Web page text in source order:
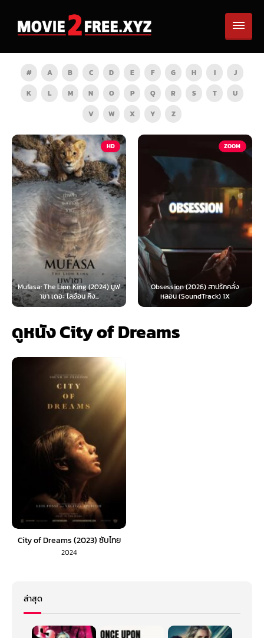
# A B C D E F G H I
J
K
L M N O P Q R S T
U
V
W X Y Z
HD
The Lion King (2024) มูฟ
าซา เดอะ ไลอ้อน คิง...
Obsession (2026) สาปรักคลั่ง
หลอน (SoundTrack) 1X
Survive
ดูหนัง City of Dreams
City of Dreams (2023) ซับไทย
2024
ล่าสุด